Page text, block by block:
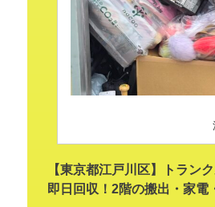
【東京都江戸川区】トラン
即日回収！2階の搬出・家電